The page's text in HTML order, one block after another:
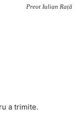
Preot Iulian Rață
a trimite.